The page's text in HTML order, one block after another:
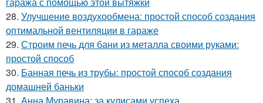
28. Улучшение воздухообмена: простой способ создания
оптимальной вентиляции в гараже
29. Строим печь для бани из металла своими руками:
простой способ
30. Банная печь из трубы: простой способ создания
домашней баньки
31. Анна Муравина: за кулисами успеха